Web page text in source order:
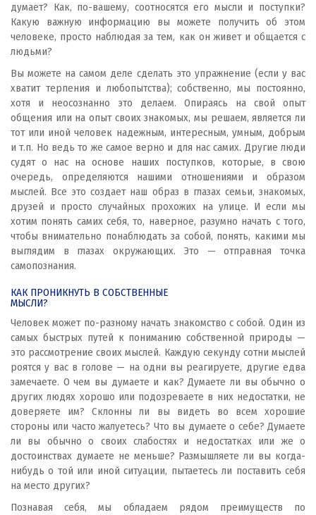
думает? Как, по-вашему, соотносятся его мысли и поступки?
Какую важную информацию вы можете получить об этом
человеке, просто наблюдая за тем, как он живет и общается с
людьми?
Вы можете на самом деле сделать это упражнение (если у вас
хватит терпения и любопытства); собственно, мы постоянно,
хотя и неосознанно это делаем. Опираясь на свой опыт
общения или на опыт своих знакомых, мы решаем, является ли
тот или иной человек надежным, интересным, умным, добрым
и т.п. Но ведь то же самое верно и для нас самих. Другие люди
судят о нас на основе наших поступков, которые, в свою
очередь, определяются нашими отношениями и образом
мыслей. Все это создает наш образ в глазах семьи, знакомых,
друзей и просто случайных прохожих на улице. И если мы
хотим понять самих себя, то, наверное, разумно начать с того,
чтобы внимательно понаблюдать за собой, понять, какими мы
выглядим в глазах окружающих. Это — отправная точка
самопознания.
КАК ПРОНИКНУТЬ В СОБСТВЕННЫЕ
МЫСЛИ?
Человек может по-разному начать знакомство с собой. Один из
самых быстрых путей к пониманию собственной природы —
это рассмотрение своих мыслей. Каждую секунду сотни мыслей
роятся у вас в голове — на одни вы реагируете, другие едва
замечаете. О чем вы думаете и как? Думаете ли вы обычно о
других людях хорошо или подозреваете в них недостатки, не
доверяете им? Склонны ли вы видеть во всем хорошие
стороны или часто жалуетесь? Что вы думаете о себе? Думаете
ли вы обычно о своих слабостях и недостатках или же о
достоинствах думаете не меньше? Размышляете ли вы когда-
нибудь о той или иной ситуации, пытаетесь ли поставить себя
на место других?
Познавая себя, мы обладаем рядом преимуществ по